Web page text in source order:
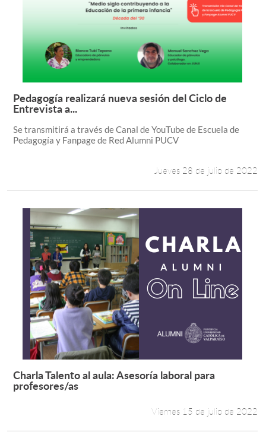
Leer más +
Pedagogía realizará nueva sesión del Ciclo de
Entrevista a...
Se transmitirá a través de Canal de YouTube de Escuela de
Pedagogía y Fanpage de Red Alumni PUCV
Jueves 28 de julio de 2022
Leer más +
Charla Talento al aula: Asesoría laboral para
profesores/as
Viernes 15 de julio de 2022